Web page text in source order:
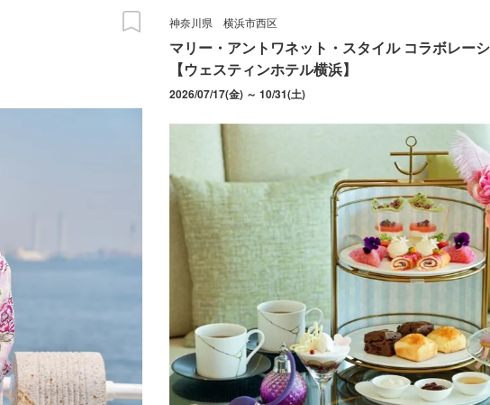
神奈川県 横浜市西区
マリー・アントワネット・スタイル コラボレー
【ウェスティンホテル横浜】
2026/07/17(金) ～ 10/31(土)